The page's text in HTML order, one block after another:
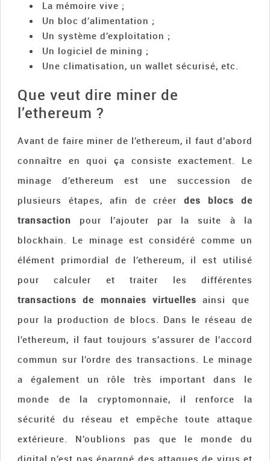
La mémoire vive ;
Un bloc d’alimentation ;
Un système d’exploitation ;
Un logiciel de mining ;
Une climatisation, un wallet sécurisé, etc.
Que veut dire miner de
l’ethereum ?
Avant de faire miner de l’ethereum, il faut d’abord
connaître en quoi ça consiste exactement. Le
minage d’ethereum est une succession de
plusieurs étapes, afin de créerdes blocs de
transaction pour l’ajouter par la suite à la
blockhain. Le minage est considéré comme un
élément primordial de l’ethereum, il est utilisé
pour calculer et traiter les différentes
transactions de monnaies virtuelles ainsi que
pour la production de blocs. Dans le réseau de
l’ethereum, il faut toujours s’assurer de l’accord
commun sur l’ordre des transactions. Le minage
a également un rôle très important dans le
monde de la cryptomonnaie, il renforce la
sécurité du réseau et empêche toute attaque
extérieure. N’oublions pas que le monde du